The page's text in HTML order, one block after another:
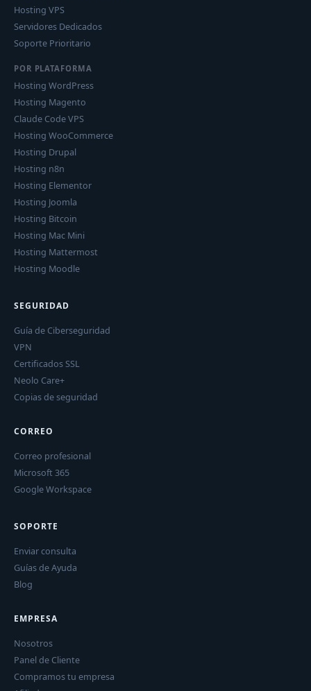
Hosting VPS
Servidores Dedicados
Soporte Prioritario
POR PLATAFORMA
Hosting WordPress
Hosting Magento
Claude Code VPS
Hosting WooCommerce
Hosting Drupal
Hosting n8n
Hosting Elementor
Hosting Joomla
Hosting Bitcoin
Hosting Mac Mini
Hosting Mattermost
Hosting Moodle
SEGURIDAD
Guía de Ciberseguridad
VPN
Certificados SSL
Neolo Care+
Copias de seguridad
CORREO
Correo profesional
Microsoft 365
Google Workspace
SOPORTE
Enviar consulta
Guías de Ayuda
Blog
EMPRESA
Nosotros
Panel de Cliente
Compramos tu empresa